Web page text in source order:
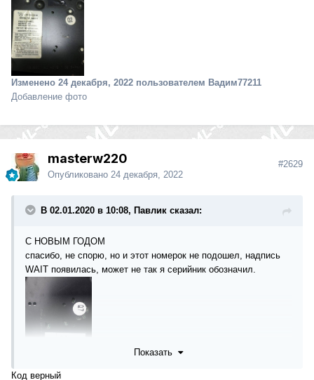
Изменено 24 декабря, 2022 пользователем Вадим77211
Добавление фото
masterw220
Опубликовано 24 декабря, 2022
#2629
В 02.01.2020 в 10:08, Павлик сказал:
С НОВЫМ ГОДОМ
спасибо, не спорю, но и этот номерок не подошел, надпись
WAIT появилась, может не так я серийник обозначил.
Показать
Код верный